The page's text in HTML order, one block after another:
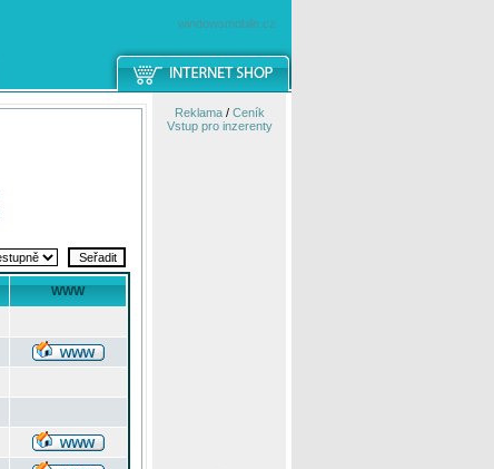
windowsmobile.cz
WWW
Reklama/ Ceník
Vstup pro inzerenty